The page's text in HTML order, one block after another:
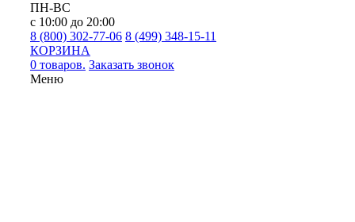
ПН-ВС
с 10:00 до 20:00
8 (800) 302-77-06 8 (499) 348-15-11
КОРЗИНА
0 товаров. Заказать звонок
Меню